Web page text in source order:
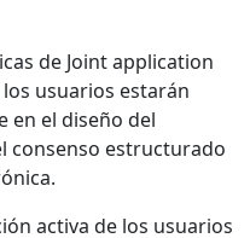
de Joint application
usuarios estarán
en el diseño del
consenso estructurado
activa de los usuarios